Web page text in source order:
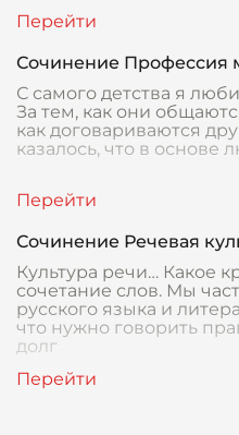
Сочинение Профессия
С самого детства я
За тем, как они
как договариваются
казалось, что в основе
Сочинение Речевая
Культура речи… Какое
сочетание слов. Мы
русского языка и
что нужно говорить
долг